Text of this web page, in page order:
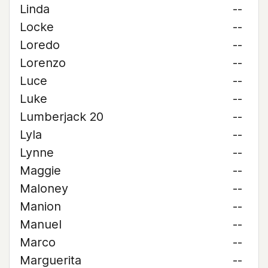
Linda
--
Locke
--
Loredo
--
Lorenzo
--
Luce
--
Luke
--
Lumberjack 20
--
Lyla
--
Lynne
--
Maggie
--
Maloney
--
Manion
--
Manuel
--
Marco
--
Marguerita
--